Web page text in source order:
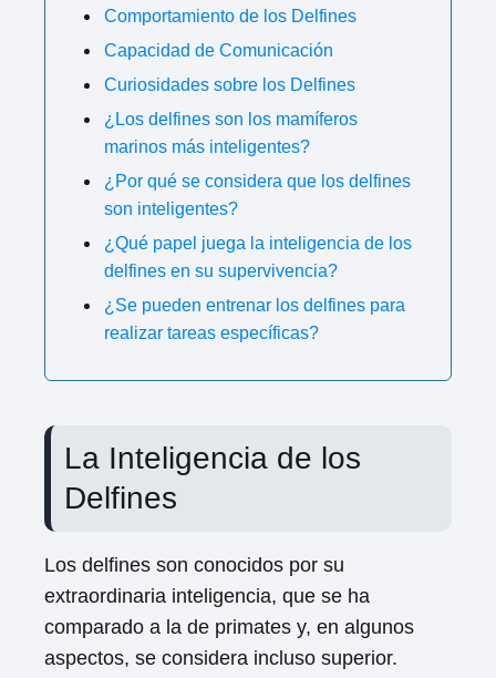
Comportamiento de los Delfines
Capacidad de Comunicación
Curiosidades sobre los Delfines
¿Los delfines son los mamíferos
marinos más inteligentes?
¿Por qué se considera que los delfines
son inteligentes?
¿Qué papel juega la inteligencia de los
delfines en su supervivencia?
¿Se pueden entrenar los delfines para
realizar tareas específicas?
La Inteligencia de los
Delfines
Los delfines son conocidos por su
extraordinaria inteligencia, que se ha
comparado a la de primates y, en algunos
aspectos, se considera incluso superior.